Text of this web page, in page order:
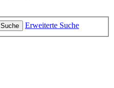
Suche
Erweiterte Suche